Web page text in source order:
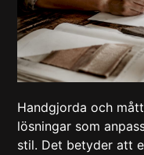
Handgjorda och
lösningar som
stil. Det betyder att